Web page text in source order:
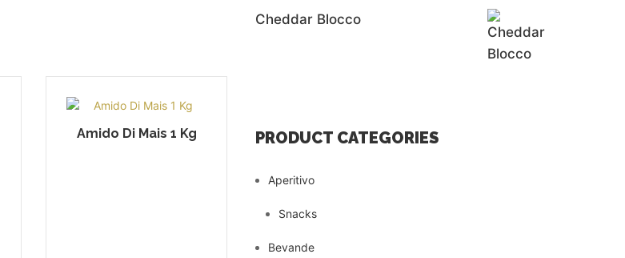
Amido Di Mais 1 Kg
Cheddar Blocco
PRODUCT CATEGORIES
Aperitivo
Snacks
Bevande